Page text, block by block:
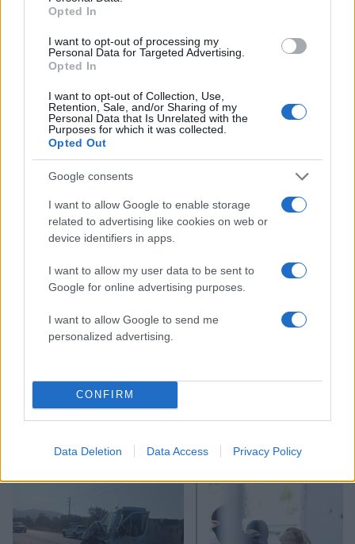
Opted In
I want to opt-out of processing my
Personal Data for Targeted Advertising.
Opted In
I want to opt-out of Collection, Use,
Retention, Sale, and/or Sharing of my
Personal Data that Is Unrelated with the
Purposes for which it was collected.
Opted Out
Google consents
I want to allow Google to enable storage
related to advertising like cookies on web or
device identifiers in apps.
I want to allow my user data to be sent to
Google for online advertising purposes.
I want to allow Google to send me
personalized advertising.
CONFIRM
Data Deletion Data Access Privacy Policy
πηγή: MEGA
Αν τα χάσατε